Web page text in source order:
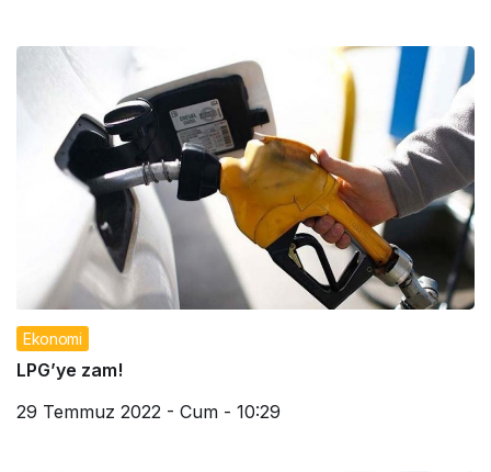
Ekonomi
LPG’ye zam!
29 Temmuz 2022 - Cum - 10:29